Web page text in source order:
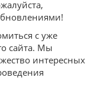
с уже
сайта. Мы
интересных